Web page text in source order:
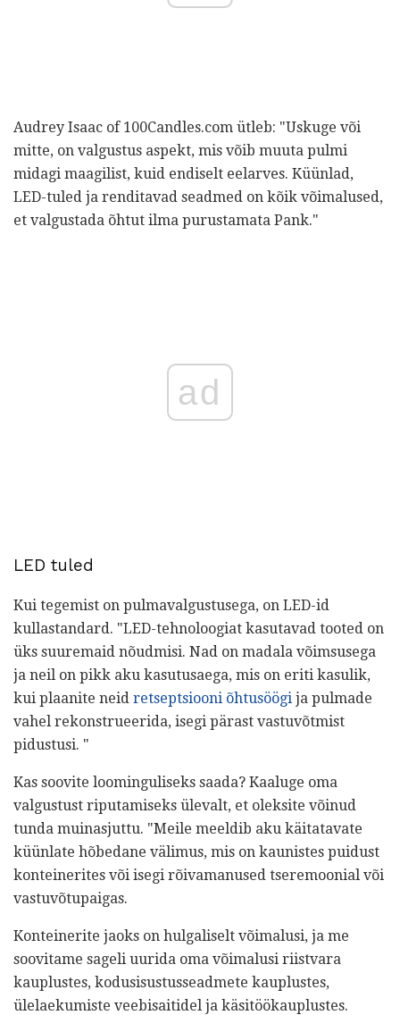
Audrey Isaac of 100Candles.com ütleb: "Uskuge või
mitte, on valgustus aspekt, mis võib muuta pulmi
midagi maagilist, kuid endiselt eelarves. Küünlad,
LED-tuled ja renditavad seadmed on kõik võimalused,
et valgustada õhtut ilma purustamata Pank."
ad
LED tuled
Kui tegemist on pulmavalgustusega, on LED-id
kullastandard. "LED-tehnoloogiat kasutavad tooted on
üks suuremaid nõudmisi. Nad on madala võimsusega
ja neil on pikk aku kasutusaega, mis on eriti kasulik,
kui plaanite neid retseptsiooni õhtusöögi ja pulmade
vahel rekonstrueerida, isegi pärast vastuvõtmist
pidustusi. "
Kas soovite loominguliseks saada? Kaaluge oma
valgustust riputamiseks ülevalt, et oleksite võinud
tunda muinasjuttu. "Meile meeldib aku käitatavate
küünlate hõbedane välimus, mis on kaunistes puidust
konteinerites või isegi rõivamanused tseremoonial või
vastuvõtupaigas.
Konteinerite jaoks on hulgaliselt võimalusi, ja me
soovitame sageli uurida oma võimalusi riistvara
kauplustes, kodusisustusseadmete kauplustes,
ülelaekumiste veebisaitidel ja käsitöökauplustes.